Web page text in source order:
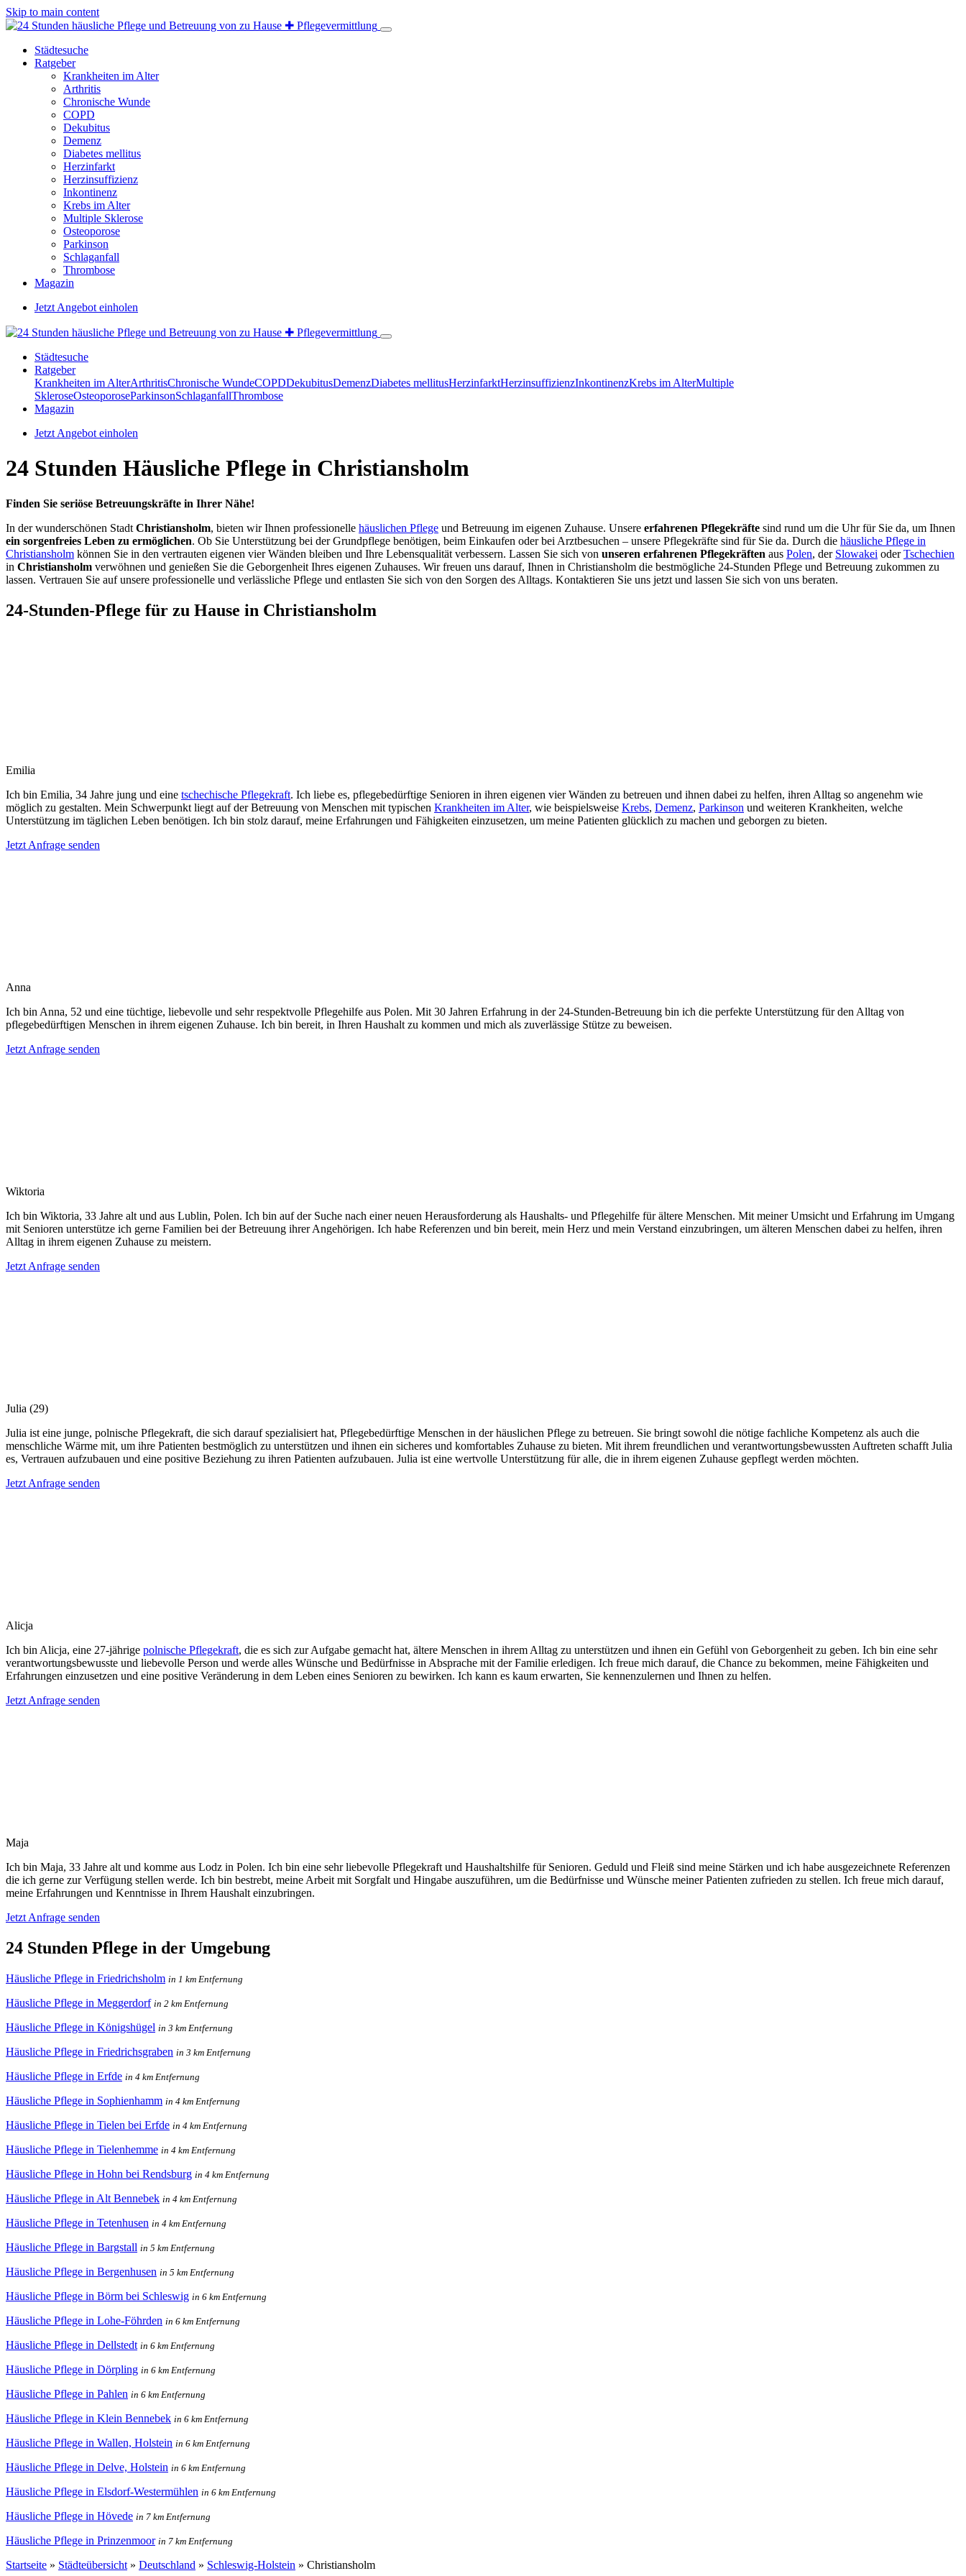
Skip to main content
Städtesuche
Ratgeber
Krankheiten im Alter
Arthritis
Chronische Wunde
COPD
Dekubitus
Demenz
Diabetes mellitus
Herzinfarkt
Herzinsuffizienz
Inkontinenz
Krebs im Alter
Multiple Sklerose
Osteoporose
Parkinson
Schlaganfall
Thrombose
Magazin
Jetzt Angebot einholen
Städtesuche
Ratgeber
Krankheiten im AlterArthritisChronische WundeCOPDDekubitusDemenzDiabetes mellitusHerzinfarktHerzinsuffizienzInkontinenzKrebs im AlterMultiple
SkleroseOsteoporoseParkinsonSchlaganfallThrombose
Magazin
Jetzt Angebot einholen
24 Stunden Häusliche Pflege in Christiansholm
Finden Sie seriöse Betreuungskräfte in Ihrer Nähe!
In der wunderschönen Stadt Christiansholm, bieten wir Ihnen professionelle häuslichen Pflege und Betreuung im eigenen Zuhause. Unsere erfahrenen Pflegekräfte sind rund um die Uhr für Sie da, um Ihnen
ein sorgenfreies Leben zu ermöglichen. Ob Sie Unterstützung bei der Grundpflege benötigen, beim Einkaufen oder bei Arztbesuchen – unsere Pflegekräfte sind für Sie da. Durch die häusliche Pflege in
Christiansholm können Sie in den vertrauten eigenen vier Wänden bleiben und Ihre Lebensqualität verbessern. Lassen Sie sich von unseren erfahrenen Pflegekräften aus Polen, der Slowakei oderTschechien
in Christiansholm verwöhnen und genießen Sie die Geborgenheit Ihres eigenen Zuhauses. Wir freuen uns darauf, Ihnen in Christiansholm die bestmögliche 24-Stunden Pflege und Betreuung zukommen zu
lassen. Vertrauen Sie auf unsere professionelle und verlässliche Pflege und entlasten Sie sich von den Sorgen des Alltags. Kontaktieren Sie uns jetzt und lassen Sie sich von uns beraten.
24-Stunden-Pflege für zu Hause in Christiansholm
Emilia
Ich bin Emilia, 34 Jahre jung und eine tschechische Pflegekraft. Ich liebe es, pflegebedürftige Senioren in ihren eigenen vier Wänden zu betreuen und ihnen dabei zu helfen, ihren Alltag so angenehm wie
möglich zu gestalten. Mein Schwerpunkt liegt auf der Betreuung von Menschen mit typischen Krankheiten im Alter, wie beispielsweise Krebs, Demenz, Parkinson und weiteren Krankheiten, welche
Unterstützung im täglichen Leben benötigen. Ich bin stolz darauf, meine Erfahrungen und Fähigkeiten einzusetzen, um meine Patienten glücklich zu machen und geborgen zu bieten.
Jetzt Anfrage senden
Anna
Ich bin Anna, 52 und eine tüchtige, liebevolle und sehr respektvolle Pflegehilfe aus Polen. Mit 30 Jahren Erfahrung in der 24-Stunden-Betreuung bin ich die perfekte Unterstützung für den Alltag von
pflegebedürftigen Menschen in ihrem eigenen Zuhause. Ich bin bereit, in Ihren Haushalt zu kommen und mich als zuverlässige Stütze zu beweisen.
Jetzt Anfrage senden
Wiktoria
Ich bin Wiktoria, 33 Jahre alt und aus Lublin, Polen. Ich bin auf der Suche nach einer neuen Herausforderung als Haushalts- und Pflegehilfe für ältere Menschen. Mit meiner Umsicht und Erfahrung im Umgang
mit Senioren unterstütze ich gerne Familien bei der Betreuung ihrer Angehörigen. Ich habe Referenzen und bin bereit, mein Herz und mein Verstand einzubringen, um älteren Menschen dabei zu helfen, ihren
Alltag in ihrem eigenen Zuhause zu meistern.
Jetzt Anfrage senden
Julia (29)
Julia ist eine junge, polnische Pflegekraft, die sich darauf spezialisiert hat, Pflegebedürftige Menschen in der häuslichen Pflege zu betreuen. Sie bringt sowohl die nötige fachliche Kompetenz als auch die
menschliche Wärme mit, um ihre Patienten bestmöglich zu unterstützen und ihnen ein sicheres und komfortables Zuhause zu bieten. Mit ihrem freundlichen und verantwortungsbewussten Auftreten schafft Julia
es, Vertrauen aufzubauen und eine positive Beziehung zu ihren Patienten aufzubauen. Julia ist eine wertvolle Unterstützung für alle, die in ihrem eigenen Zuhause gepflegt werden möchten.
Jetzt Anfrage senden
Alicja
Ich bin Alicja, eine 27-jährige polnische Pflegekraft, die es sich zur Aufgabe gemacht hat, ältere Menschen in ihrem Alltag zu unterstützen und ihnen ein Gefühl von Geborgenheit zu geben. Ich bin eine sehr
verantwortungsbewusste und liebevolle Person und werde alles Wünsche und Bedürfnisse in Absprache mit der Familie erledigen. Ich freue mich darauf, die Chance zu bekommen, meine Fähigkeiten und
Erfahrungen einzusetzen und eine positive Veränderung in dem Leben eines Senioren zu bewirken. Ich kann es kaum erwarten, Sie kennenzulernen und Ihnen zu helfen.
Jetzt Anfrage senden
Maja
Ich bin Maja, 33 Jahre alt und komme aus Lodz in Polen. Ich bin eine sehr liebevolle Pflegekraft und Haushaltshilfe für Senioren. Geduld und Fleiß sind meine Stärken und ich habe ausgezeichnete Referenzen
die ich gerne zur Verfügung stellen werde. Ich bin bestrebt, meine Arbeit mit Sorgfalt und Hingabe auszuführen, um die Bedürfnisse und Wünsche meiner Patienten zufrieden zu stellen. Ich freue mich darauf,
meine Erfahrungen und Kenntnisse in Ihrem Haushalt einzubringen.
Jetzt Anfrage senden
24 Stunden Pflege in der Umgebung
Häusliche Pflege in Friedrichsholm in 1 km Entfernung
Häusliche Pflege in Meggerdorf in 2 km Entfernung
Häusliche Pflege in Königshügel in 3 km Entfernung
Häusliche Pflege in Friedrichsgraben in 3 km Entfernung
Häusliche Pflege in Erfde in 4 km Entfernung
Häusliche Pflege in Sophienhamm in 4 km Entfernung
Häusliche Pflege in Tielen bei Erfde in 4 km Entfernung
Häusliche Pflege in Tielenhemme in 4 km Entfernung
Häusliche Pflege in Hohn bei Rendsburg in 4 km Entfernung
Häusliche Pflege in Alt Bennebek in 4 km Entfernung
Häusliche Pflege in Tetenhusen in 4 km Entfernung
Häusliche Pflege in Bargstall in 5 km Entfernung
Häusliche Pflege in Bergenhusen in 5 km Entfernung
Häusliche Pflege in Börm bei Schleswig in 6 km Entfernung
Häusliche Pflege in Lohe-Föhrden in 6 km Entfernung
Häusliche Pflege in Dellstedt in 6 km Entfernung
Häusliche Pflege in Dörpling in 6 km Entfernung
Häusliche Pflege in Pahlen in 6 km Entfernung
Häusliche Pflege in Klein Bennebek in 6 km Entfernung
Häusliche Pflege in Wallen, Holstein in 6 km Entfernung
Häusliche Pflege in Delve, Holstein in 6 km Entfernung
Häusliche Pflege in Elsdorf-Westermühlen in 6 km Entfernung
Häusliche Pflege in Hövede in 7 km Entfernung
Häusliche Pflege in Prinzenmoor in 7 km Entfernung
Startseite » Städteübersicht » Deutschland » Schleswig-Holstein » Christiansholm